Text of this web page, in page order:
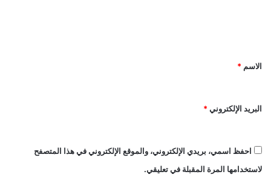
ق
الاسم *
البريد الإلكتروني*
احفظ اسمي، بريدي الإلكتروني، والموقع الإلكتروني في هذا المتصفح
لاستخدامها المرة المقبلة في تعليقي.